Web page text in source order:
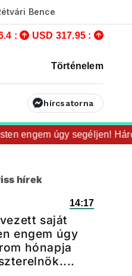
Bence
: USD 317.95 :
Történelem
hírcsatorna
engem úgy segéljen!
hírek
14:17
saját
engem úgy
hónapja